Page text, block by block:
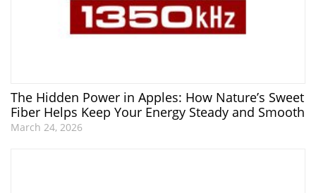
The Hidden Power in Apples: How Nature’s Sweet
Fiber Helps Keep Your Energy Steady and Smooth
March 24, 2026